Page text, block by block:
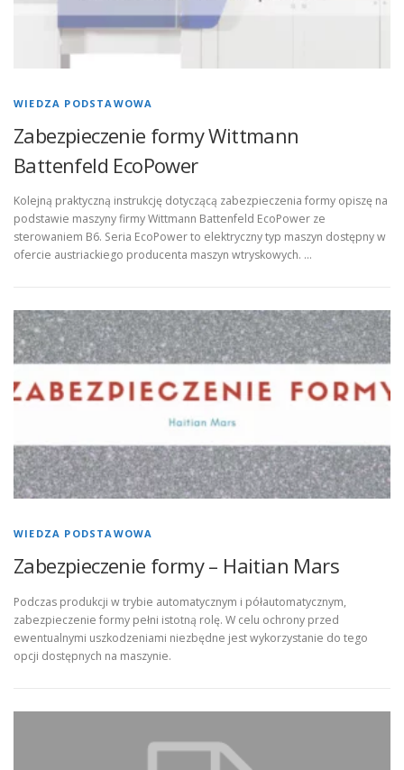
WIEDZA PODSTAWOWA
Zabezpieczenie formy Wittmann
Battenfeld EcoPower
Kolejną praktyczną instrukcję dotyczącą zabezpieczenia formy opiszę na
podstawie maszyny firmy Wittmann Battenfeld EcoPower ze
sterowaniem B6. Seria EcoPower to elektryczny typ maszyn dostępny w
ofercie austriackiego producenta maszyn wtryskowych. …
WIEDZA PODSTAWOWA
Zabezpieczenie formy – Haitian Mars
Podczas produkcji w trybie automatycznym i półautomatycznym,
zabezpieczenie formy pełni istotną rolę. W celu ochrony przed
ewentualnymi uszkodzeniami niezbędne jest wykorzystanie do tego
opcji dostępnych na maszynie.